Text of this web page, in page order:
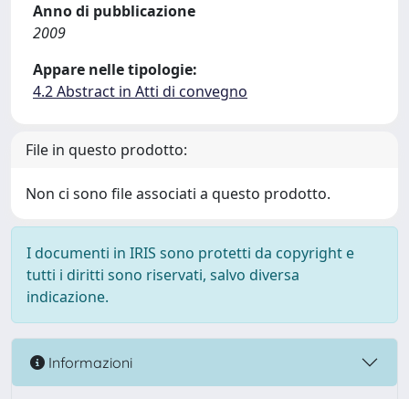
Anno di pubblicazione
2009
Appare nelle tipologie:
4.2 Abstract in Atti di convegno
File in questo prodotto:
Non ci sono file associati a questo prodotto.
I documenti in IRIS sono protetti da copyright e
tutti i diritti sono riservati, salvo diversa
indicazione.
Informazioni